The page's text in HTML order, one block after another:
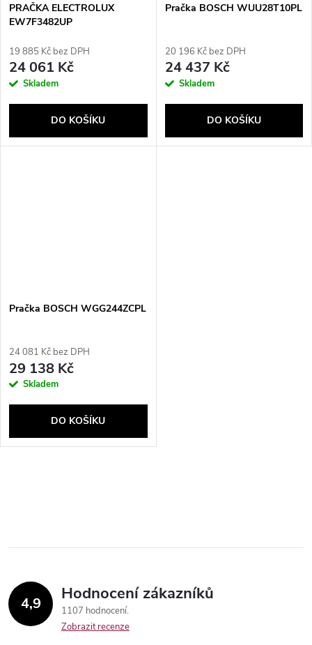
PRAČKA ELECTROLUX
EW7F3482UP
19 885 Kč bez DPH
24 061 Kč
Skladem
DO KOŠÍKU
Pračka BOSCH WUU28T10PL
20 196 Kč bez DPH
24 437 Kč
Skladem
DO KOŠÍKU
Pračka BOSCH WGG244ZCPL
24 081 Kč bez DPH
29 138 Kč
Skladem
DO KOŠÍKU
l
d
a
4,9 Hodnocení zákazníků
1107 hodnocení
Zobrazit recenze